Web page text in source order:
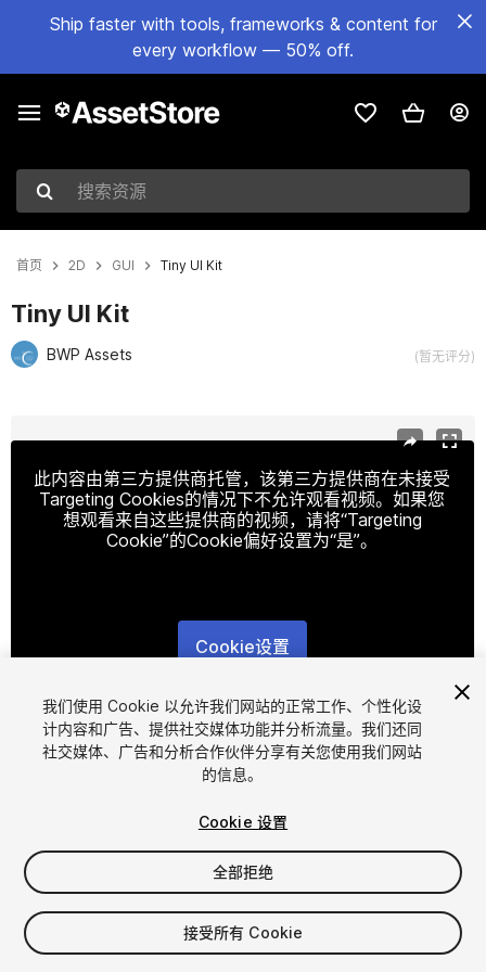
Ship faster with tools, frameworks & content for
every workflow — 50% off.
搜索资源
首页 2D GUI Tiny UI Kit
Tiny UI Kit
BWP Assets (暂无评分)
此内容由第三方提供商托管，该第三方提供商在未接受
Targeting Cookies的情况下不允许观看视频。如果您
想观看来自这些提供商的视频，请将“Targeting
Cookie”的Cookie偏好设置为“是”。
Cookie设置
1/8
$30
增值税将在结算时计算
我们使用 Cookie 以允许我们网站的正常工作、个性化设
计内容和广告、提供社交媒体功能并分析流量。我们还同
社交媒体、广告和分析合作伙伴分享有关您使用我们网站
的信息。
Cookie 设置
全部拒绝
接受所有 Cookie